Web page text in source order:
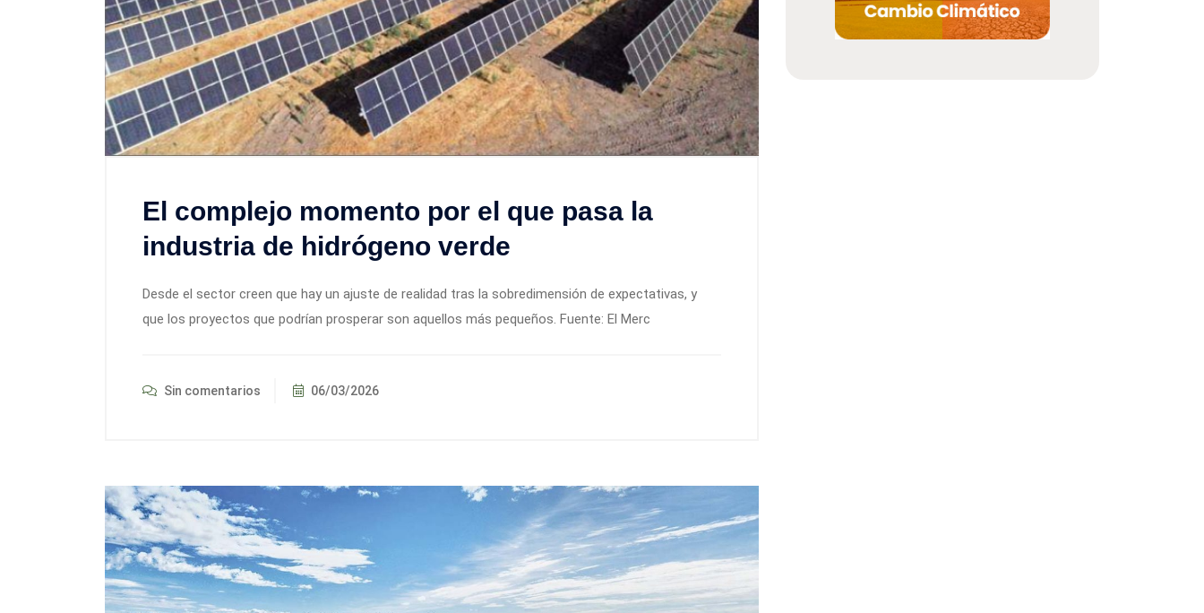
El complejo momento por el que pasa la
industria de hidrógeno verde
Desde el sector creen que hay un ajuste de realidad tras la sobredimensión de expectativas, y
que los proyectos que podrían prosperar son aquellos más pequeños. Fuente: El Merc
Sin comentarios 06/03/2026